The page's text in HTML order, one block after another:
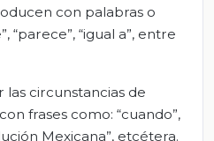
con palabras o
“parece”, “igual a”, entre
circunstancias de
frases como: “cuando”,
Mexicana”, etcétera.